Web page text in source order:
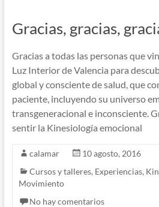
Gracias, gracias,
Gracias a todas las personas que
Luz Interior de Valencia para
global y consciente de salud, que
paciente, incluyendo su universo
transgeneracional e inconsciente.
sentir la Kinesiología emocional
calamar
10 agosto, 2016
Cursos y talleres, Experiencias,
Movimiento
No hay comentarios